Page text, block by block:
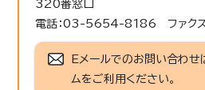
320番窓口
電話：03-5654-8186 ファク
Eメールでのお問い合わせ
ムをご利用ください。